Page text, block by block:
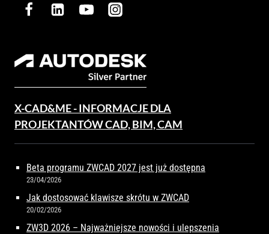
X-CAD&ME - INFORMACJE DLA
PROJEKTANTÓW CAD, BIM, CAM
Beta programu ZWCAD 2027 jest już dostępna
23/04/2026
Jak dostosować klawisze skrótu w ZWCAD
20/02/2026
ZW3D 2026 – Najważniejsze nowości i ulepszenia